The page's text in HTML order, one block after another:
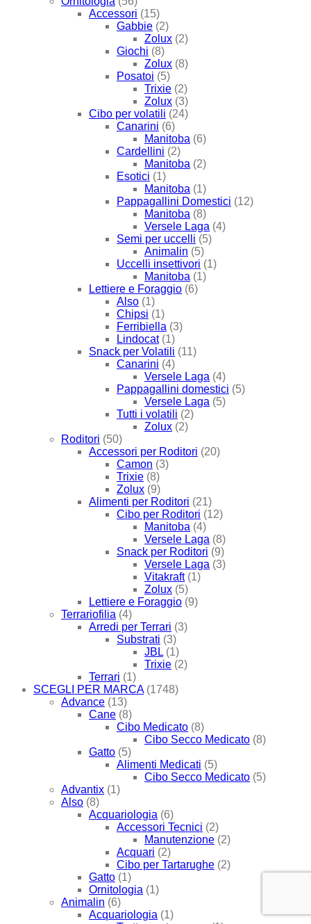
Accessori (15)
Gabbie (2)
Zolux (2)
Giochi (8)
Zolux (8)
Posatoi (5)
Trixie (2)
Zolux (3)
Cibo per volatili (24)
Canarini (6)
Manitoba (6)
Cardellini (2)
Manitoba (2)
Esotici (1)
Manitoba (1)
Pappagallini Domestici (12)
Manitoba (8)
Versele Laga (4)
Semi per uccelli (5)
Animalin (5)
Uccelli insettivori (1)
Manitoba (1)
Lettiere e Foraggio (6)
Also (1)
Chipsi (1)
Ferribiella (3)
Lindocat (1)
Snack per Volatili (11)
Canarini (4)
Versele Laga (4)
Pappagallini domestici (5)
Versele Laga (5)
Tutti i volatili (2)
Zolux (2)
Roditori (50)
Accessori per Roditori (20)
Camon (3)
Trixie (8)
Zolux (9)
Alimenti per Roditori (21)
Cibo per Roditori (12)
Manitoba (4)
Versele Laga (8)
Snack per Roditori (9)
Versele Laga (3)
Vitakraft (1)
Zolux (5)
Lettiere e Foraggio (9)
Terrariofilia (4)
Arredi per Terrari (3)
Substrati (3)
JBL (1)
Trixie (2)
Terrari (1)
SCEGLI PER MARCA (1748)
Advance (13)
Cane (8)
Cibo Medicato (8)
Cibo Secco Medicato (8)
Gatto (5)
Alimenti Medicati (5)
Cibo Secco Medicato (5)
Advantix (1)
Also (8)
Acquariologia (6)
Accessori Tecnici (2)
Manutenzione (2)
Acquari (2)
Cibo per Tartarughe (2)
Gatto (1)
Ornitologia (1)
Animalin (6)
Acquariologia (1)